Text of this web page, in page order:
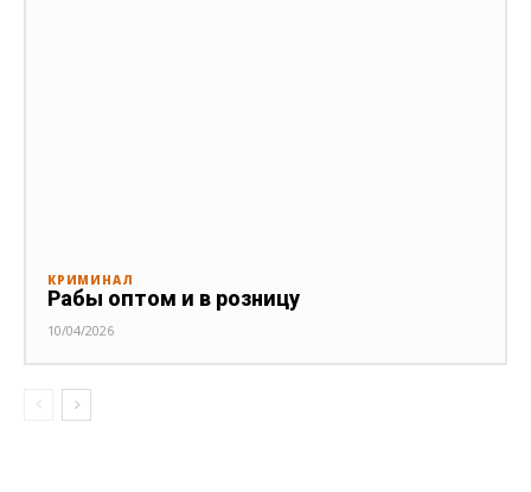
КРИМИНАЛ
Рабы оптом и в розницу
10/04/2026